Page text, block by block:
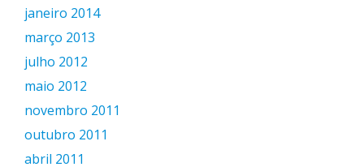
janeiro 2014
março 2013
julho 2012
maio 2012
novembro 2011
outubro 2011
abril 2011